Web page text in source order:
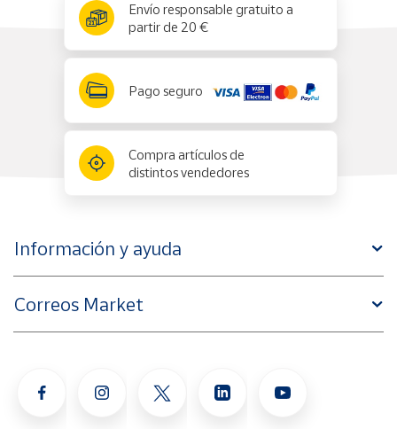
Envío responsable gratuito a
partir de 20 €
Pago seguro
Compra artículos de
distintos vendedores
Información y ayuda
Correos Market